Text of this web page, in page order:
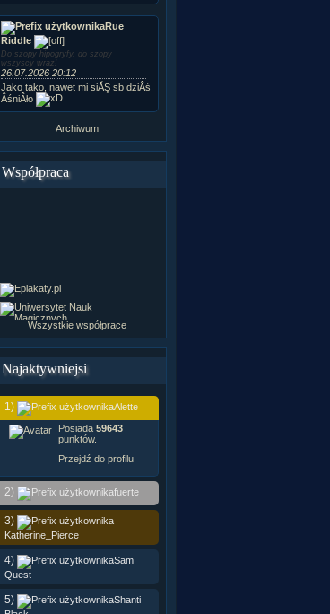
Rue
Riddle
Do szopy hipogryfy, do szopy
wszyscy wraz!
26.07.2026 20:12
Jako tako, nawet mi siĂŞ sb dziÂś
ÂśniÂło
Archiwum
Współpraca
Wszystkie współprace
Najaktywniejsi
1)
Alette
Posiada 59643
punktów.
Przejdź do profilu
2) fuerte
3)
Katherine_Pierce
4)
Sam
Quest
5)
Shanti